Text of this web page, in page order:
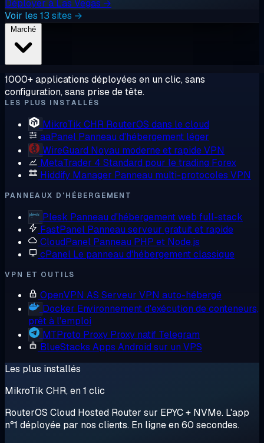
Déployer à Las Vegas →
Voir les 13 sites →
1000+ applications déployées en un clic, sans
configuration, sans prise de tête.
LES PLUS INSTALLÉS
MikroTik CHR RouterOS dans le cloud
aaPanel Panneau d'hébergement léger
WireGuard Noyau moderne et rapide VPN
MetaTrader 4 Standard pour le trading Forex
Hiddify Manager Panneau multi-protocoles VPN
PANNEAUX D'HÉBERGEMENT
Plesk Panneau d'hébergement web full-stack
FastPanel Panneau serveur gratuit et rapide
CloudPanel Panneau PHP et Node.js
cPanel Le panneau d'hébergement classique
VPN ET OUTILS
OpenVPN AS Serveur VPN auto-hébergé
Docker Environnement d'exécution de conteneurs,
prêt à l'emploi
MTProto Proxy Proxy natif Telegram
BlueStacks Apps Android sur un VPS
Les plus installés
MikroTik CHR, en 1 clic
RouterOS Cloud Hosted Router sur EPYC + NVMe. L'app
n°1 déployée par nos clients. En ligne en 60 secondes.